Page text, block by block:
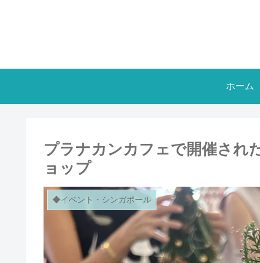
ホーム
プラナカンカフェで開催され
ョップ
◆イベント・シンガポール